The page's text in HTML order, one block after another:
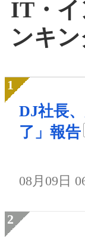
IT・イ
ンキ
DJ社長
了」報告
08月09日